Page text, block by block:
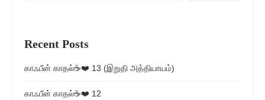
Recent Posts
காஃபீன் காதல்☕❤️ 13 (இறுதி அத்தியாயம்)
காஃபீன் காதல்☕❤️ 12